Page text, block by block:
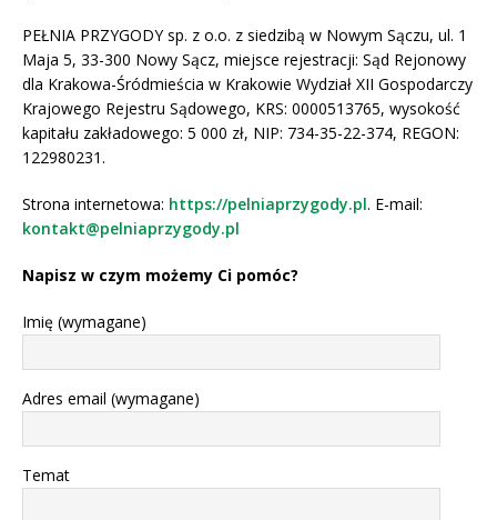
PEŁNIA PRZYGODY sp. z o.o. z siedzibą w Nowym Sączu, ul. 1
Maja 5, 33-300 Nowy Sącz, miejsce rejestracji: Sąd Rejonowy
dla Krakowa-Śródmieścia w Krakowie Wydział XII Gospodarczy
Krajowego Rejestru Sądowego, KRS: 0000513765, wysokość
kapitału zakładowego: 5 000 zł, NIP: 734-35-22-374, REGON:
122980231.
Strona internetowa: https://pelniaprzygody.pl. E-mail:
kontakt@pelniaprzygody.pl
Napisz w czym możemy Ci pomóc?
Imię (wymagane)
Adres email (wymagane)
Temat